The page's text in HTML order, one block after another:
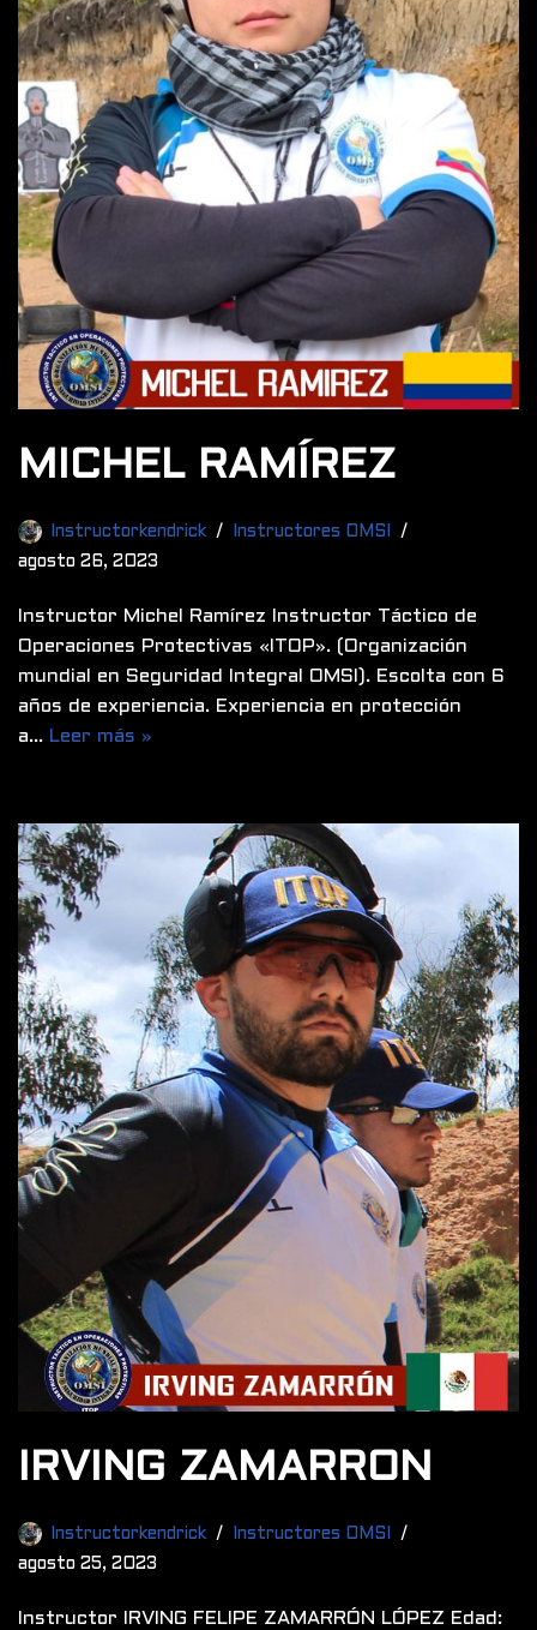
MICHEL RAMÍREZ
Instructorkendrick
Instructores OMSI
agosto 26, 2023
Instructor Michel Ramírez Instructor Táctico de
Operaciones Protectivas «ITOP». (Organización
mundial en Seguridad Integral OMSI). Escolta con 6
años de experiencia. Experiencia en protección
a… Leer más »
IRVING ZAMARRON
Instructorkendrick
Instructores OMSI
agosto 25, 2023
Instructor IRVING FELIPE ZAMARRÓN LÓPEZ Edad: